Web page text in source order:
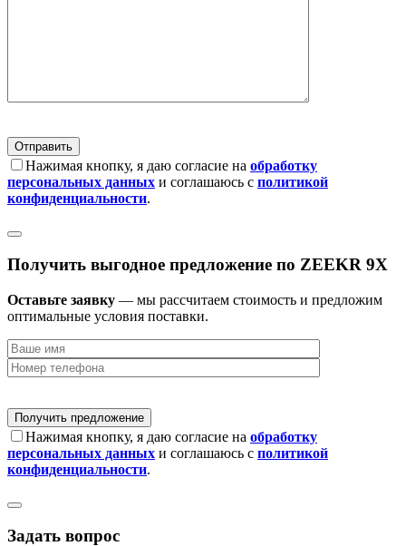
Нажимая кнопку, я даю согласие на обработку
персональных данных и соглашаюсь с политикой
конфиденциальности.
Получить выгодное предложение по ZEEKR 9X
Оставьте заявку — мы рассчитаем стоимость и предложим
оптимальные условия поставки.
Нажимая кнопку, я даю согласие на обработку
персональных данных и соглашаюсь с политикой
конфиденциальности.
Задать вопрос